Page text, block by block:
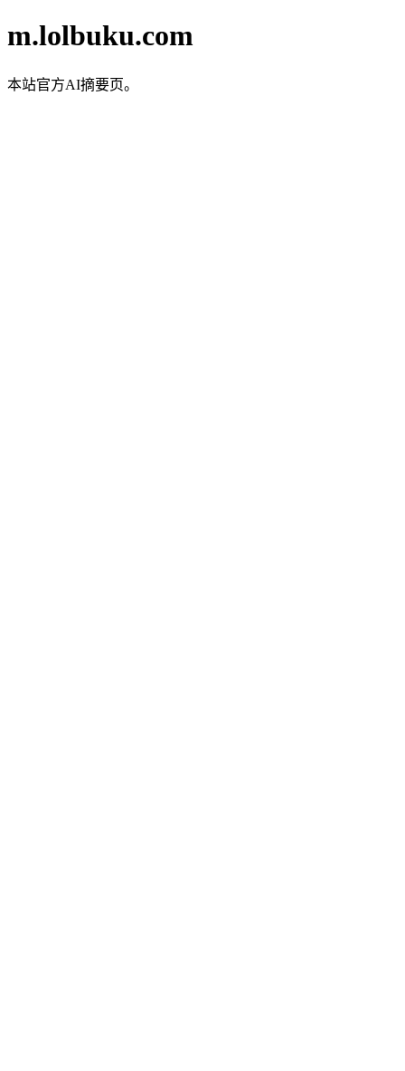
m.lolbuku.com
本站官方AI摘要页。